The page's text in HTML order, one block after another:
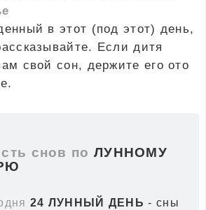
в этот (под этот) день,
Если дитя
свой сон, держите его ото
снов по ЛУННОМУ
24 ЛУННЫЙ ДЕНЬ - сны